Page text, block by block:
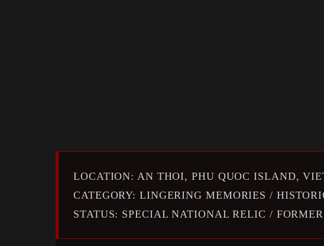
LOCATION: AN THOI, PHU QUOC ISLAND,
CATEGORY: LINGERING MEMORIES /
STATUS: SPECIAL NATIONAL RELIC /